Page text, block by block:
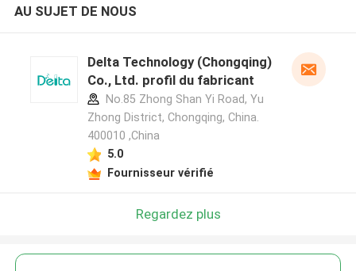
AU SUJET DE NOUS
Delta Technology (Chongqing)
Co., Ltd. profil du fabricant
No.85 Zhong Shan Yi Road, Yu
Zhong District, Chongqing, China.
400010 ,China
5.0
Fournisseur vérifié
Regardez plus